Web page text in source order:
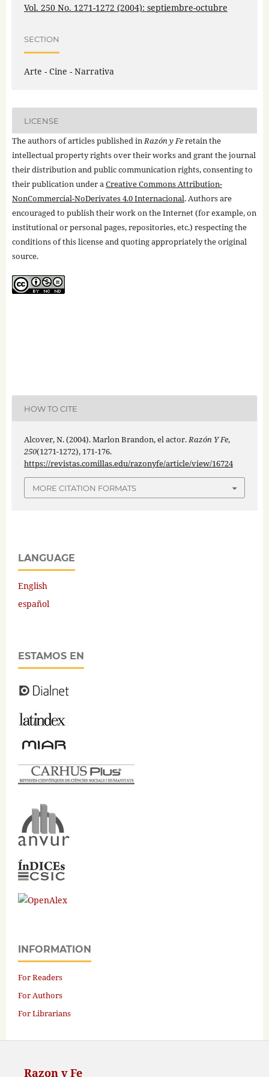
Vol. 250 No. 1271-1272 (2004): septiembre-octubre
SECTION
Arte - Cine - Narrativa
LICENSE
The authors of articles published inRazón y Feretain the
intellectual property rights over their works and grant the journal
their distribution and public communication rights, consenting to
their publication under aCreative Commons Attribution-
NonCommercial-NoDerivates 4.0 Internacional. Authors are
encouraged to publish their work on the Internet (for example, on
institutional or personal pages, repositories, etc.) respecting the
conditions of this license and quoting appropriately the original
source.
HOW TO CITE
Alcover, N. (2004). Marlon Brandon, el actor.Razón Y Fe,
250(1271-1272), 171-176.
https://revistas.comillas.edu/razonyfe/article/view/16724
MORE CITATION FORMATS
LANGUAGE
English
español
ESTAMOS EN
INFORMATION
For Readers
For Authors
For Librarians
Razon y Fe